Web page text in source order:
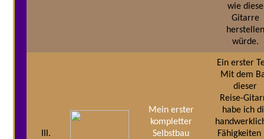
wie diese
Gitarre
herstellen
würde.
III.
Mein erster
kompletter
Selbstbau
Ein erster
Mit dem
dieser
Reise-
habe ich
Fähigkeiten